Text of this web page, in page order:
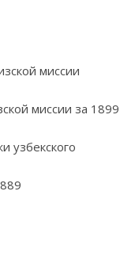
миссии
миссии за 1899
узбекского